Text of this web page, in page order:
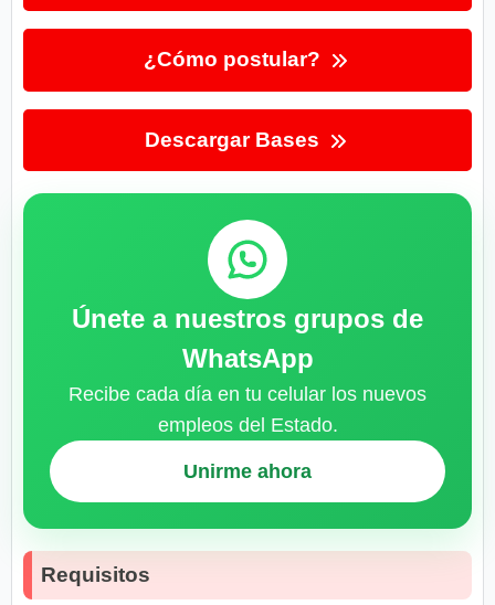
¿Cómo postular?
Descargar Bases
Únete a nuestros grupos de
WhatsApp
Recibe cada día en tu celular los nuevos
empleos del Estado.
Unirme ahora
Requisitos